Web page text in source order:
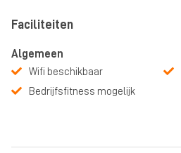
Faciliteiten
Algemeen
Wifi beschikbaar
Bedrijfsfitness mogelijk